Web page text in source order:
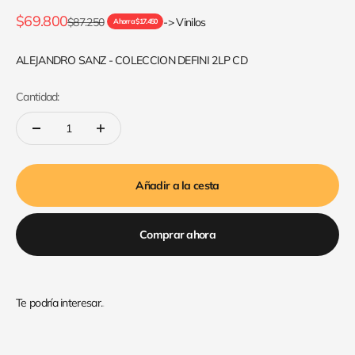
Precio de oferta
$69.800Precio normal
$87.250 Ahorra $17.450 -> Vinilos
ALEJANDRO SANZ - COLECCION DEFINI 2LP CD
Cantidad:
Añadir a la cesta
Comprar ahora